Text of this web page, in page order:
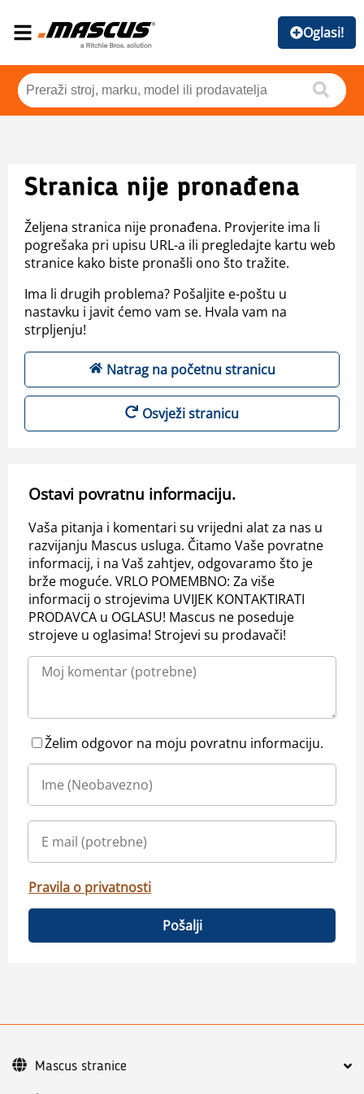
Oglasi!
Stranica nije pronađena
Željena stranica nije pronađena. Provjerite ima li
pogrešaka pri upisu URL-a ili pregledajte kartu web
stranice kako biste pronašli ono što tražite.
Ima li drugih problema? Pošaljite e-poštu u
nastavku i javit ćemo vam se. Hvala vam na
strpljenju!
Natrag na početnu stranicu
Osvježi stranicu
Ostavi povratnu informaciju.
Vaša pitanja i komentari su vrijedni alat za nas u
razvijanju Mascus usluga. Čitamo Vaše povratne
informacij, i na Vaš zahtjev, odgovaramo što je
brže moguće. VRLO POMEMBNO: Za više
informacij o strojevima UVIJEK KONTAKTIRATI
PRODAVCA u OGLASU! Mascus ne poseduje
strojeve u oglasima! Strojevi su prodavači!
Želim odgovor na moju povratnu informaciju.
Pravila o privatnosti
Pošalji
Mascus stranice